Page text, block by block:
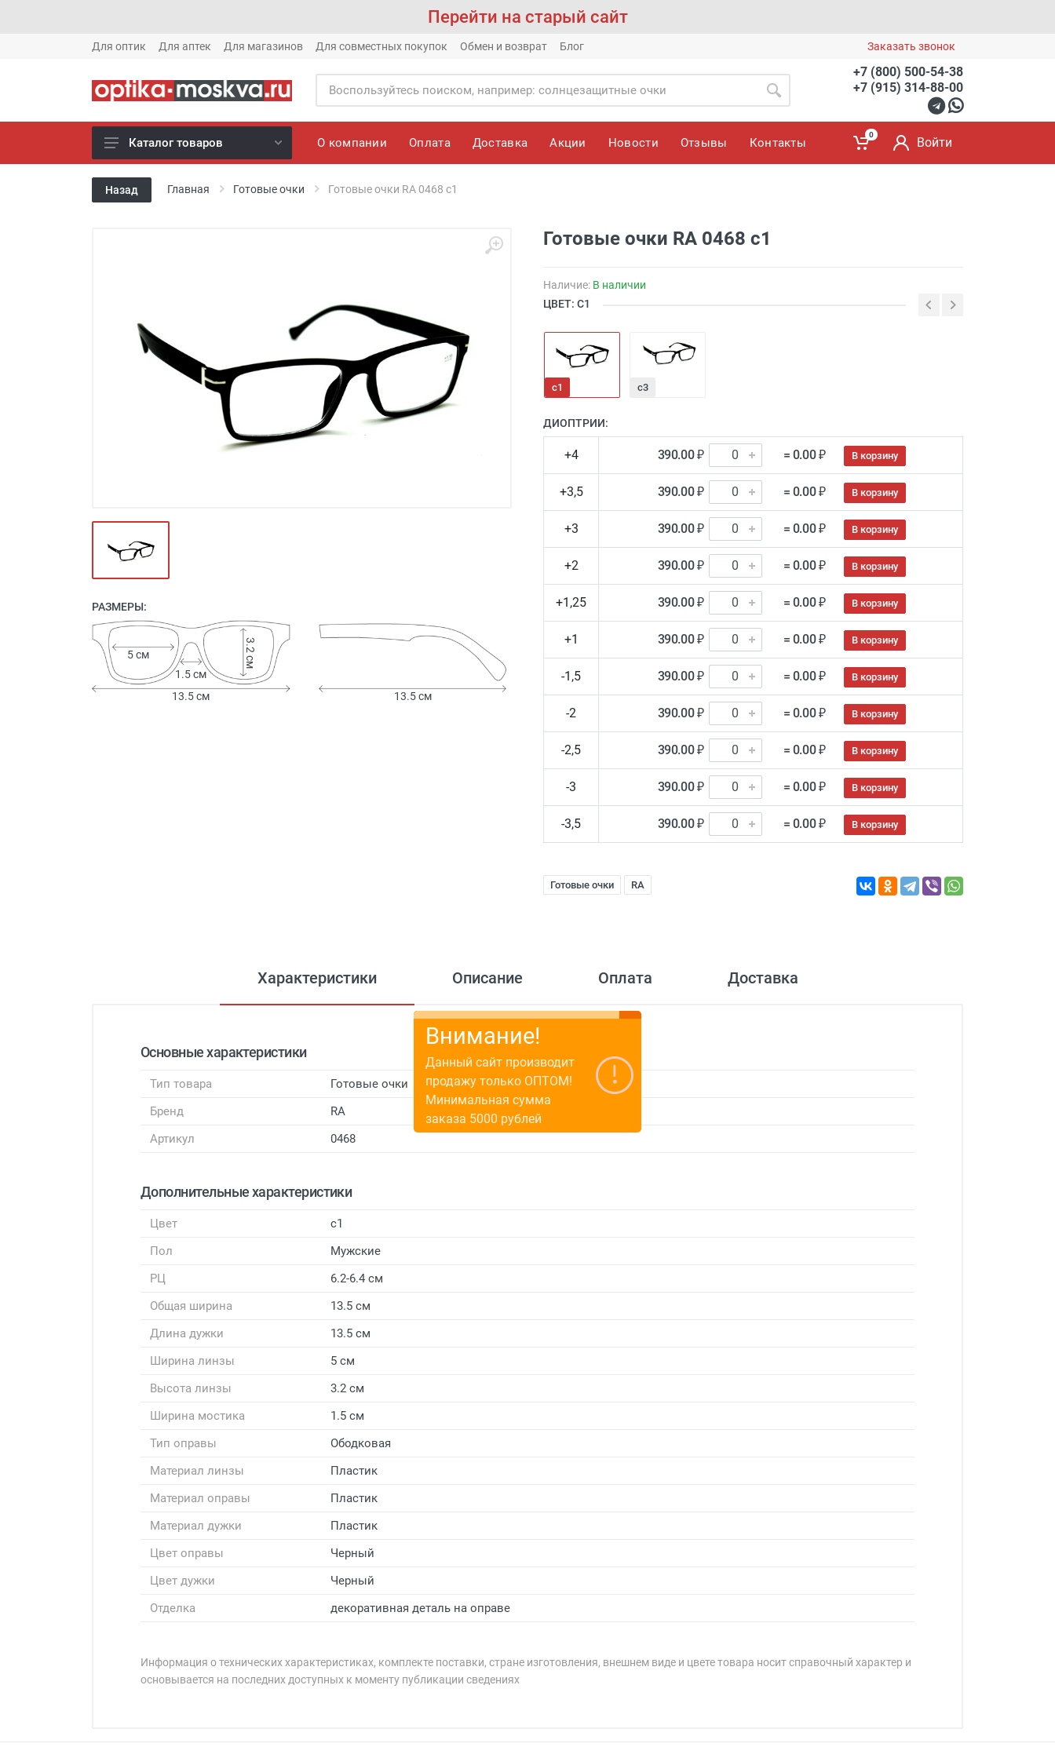
Перейти на старый сайт
Для оптик Для аптек Для магазинов Для совместных покупок Обмен и возврат Блог Заказать звонок
+7 (800) 500-54-38
+7 (915) 314-88-00
Новое готовые очки (1621)
Новое солнце (1613)
Известные бренды (212)
Футляры и мешки (1412)
Красота и здоровье (353)
Атрибуты для оптики (59)
Каталог товаров О компании Оплата Доставка Акции Новости Отзывы Контакты
0
Войти
Назад Главная Готовые очки Готовые очки RA 0468 c1
РАЗМЕРЫ:
1.5 см
5 см 3.2 см
13.5 см 13.5 см
Готовые очки RA 0468 c1
Наличие: В наличии
ЦВЕТ: С1
с1 с3
ДИОПТРИИ:
+4 390.00 ₽ = 0.00 ₽ В корзину
+3,5 390.00 ₽ = 0.00 ₽ В корзину
+3 390.00 ₽ = 0.00 ₽ В корзину
+2 390.00 ₽ = 0.00 ₽ В корзину
+1,25 390.00 ₽ = 0.00 ₽ В корзину
+1 390.00 ₽ = 0.00 ₽ В корзину
-1,5 390.00 ₽ = 0.00 ₽ В корзину
-2 390.00 ₽ = 0.00 ₽ В корзину
-2,5 390.00 ₽ = 0.00 ₽ В корзину
-3 390.00 ₽ = 0.00 ₽ В корзину
-3,5 390.00 ₽ = 0.00 ₽ В корзину
Готовые очки RA
Характеристики Описание Оплата Доставка
Основные характеристики
Тип товара
Готовые очки
Бренд
RA
Артикул
0468
Дополнительные характеристики
Цвет
с1
Пол
Мужские
РЦ
6.2-6.4 см
Общая ширина
13.5 см
Длина дужки
13.5 см
Ширина линзы
5 см
Высота линзы
3.2 см
Ширина мостика
1.5 см
Тип оправы
Ободковая
Материал линзы
Пластик
Материал оправы
Пластик
Материал дужки
Пластик
Цвет оправы
Черный
Цвет дужки
Черный
Отделка
декоративная деталь на оправе
Информация о технических характеристиках, комплекте поставки, стране изготовления, внешнем виде и цвете товара носит справочный характер и
основывается на последних доступных к моменту публикации сведениях
Внимание!
Данный сайт производит
продажу только ОПТОМ!
Минимальная сумма
заказа 5000 рублей